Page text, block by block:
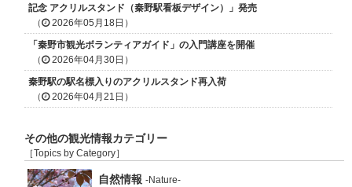
記念 アクリルスタンド（秦野駅看板デザイン）」発売
（
2026年05月18日）
「秦野市観光ボランティアガイド」の入門講座を開催
（
2026年04月30日）
秦野駅の駅名標入りのアクリルスタンド再入荷
（
2026年04月21日）
その他の観光情報カテゴリー
［Topics by Category］
自然情報 -Nature-